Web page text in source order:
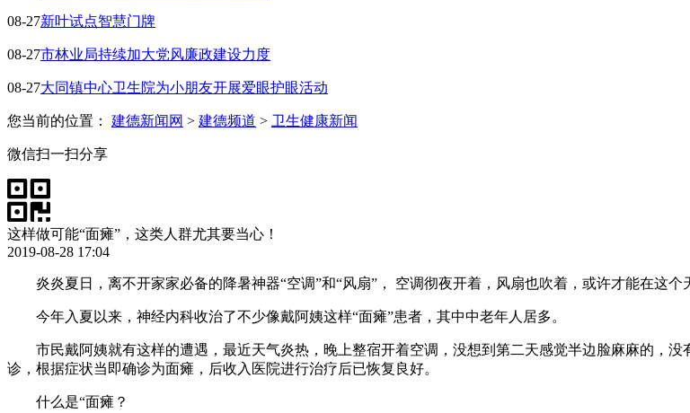
08-27新叶试点智慧门牌
08-27市林业局持续加大党风廉政建设力度
08-27大同镇中心卫生院为小朋友开展爱眼护眼活动
您当前的位置： 建德新闻网 > 建德频道 > 卫生健康新闻
微信扫一扫分享
这样做可能“面瘫”，这类人群尤其要当心！
2019-08-28 17:04
炎炎夏日，离不开家家必备的降暑神器“空调”和“风扇”， 空调彻夜开着，风扇也吹着，或许才能在这个
今年入夏以来，神经内科收治了不少像戴阿姨这样“面瘫”患者，其中中老年人居多。
市民戴阿姨就有这样的遭遇，最近天气炎热，晚上整宿开着空调，没想到第二天感觉半边脸麻麻的，
诊，根据症状当即确诊为面瘫，后收入医院进行治疗后已恢复良好。
什么是“面瘫？